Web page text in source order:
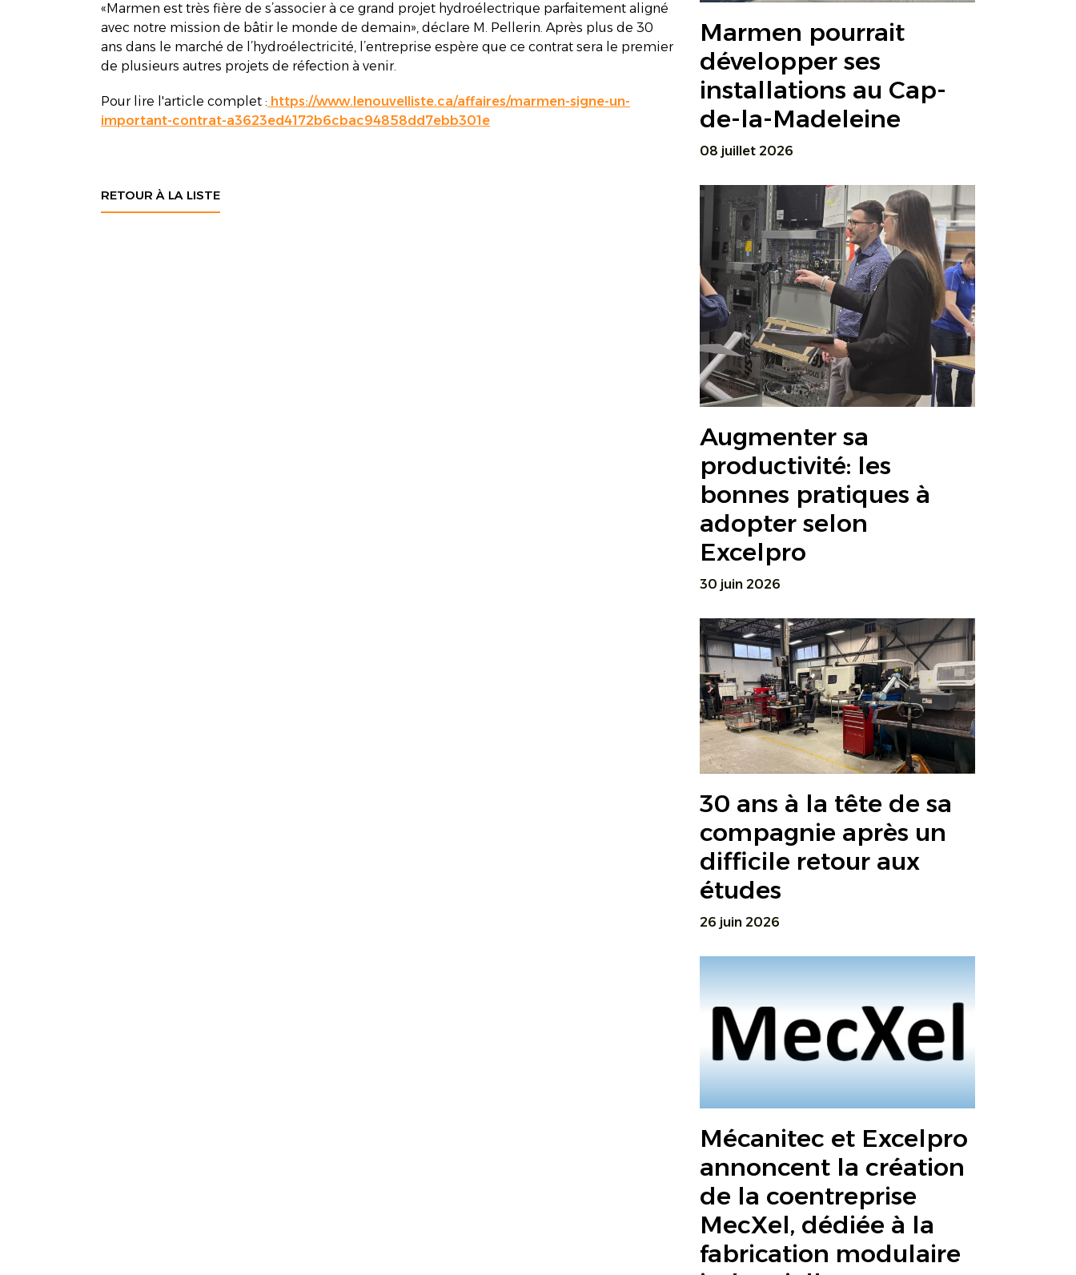
«Marmen est très fière de s’associer à ce grand projet hydroélectrique parfaitement aligné
avec notre mission de bâtir le monde de demain», déclare M. Pellerin. Après plus de 30
ans dans le marché de l’hydroélectricité, l’entreprise espère que ce contrat sera le premier
de plusieurs autres projets de réfection à venir.
Pour lire l'article complet : https://www.lenouvelliste.ca/affaires/marmen-signe-un-
important-contrat-a3623ed4172b6cbac94858dd7ebb301e
RETOUR À LA LISTE
Marmen pourrait
développer ses
installations au Cap-
de-la-Madeleine
08 juillet 2026
Augmenter sa
productivité: les
bonnes pratiques à
adopter selon
Excelpro
30 juin 2026
30 ans à la tête de sa
compagnie après un
difficile retour aux
études
26 juin 2026
Mécanitec et Excelpro
annoncent la création
de la coentreprise
MecXel, dédiée à la
fabrication modulaire